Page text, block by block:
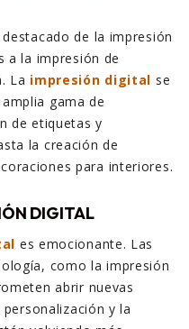
de la impresión
a la impresión de
La impresión digital se
gama de
de etiquetas y
la creación de
para interiores.
DIGITAL
es emocionante. Las
como la impresión
abrir nuevas
y la